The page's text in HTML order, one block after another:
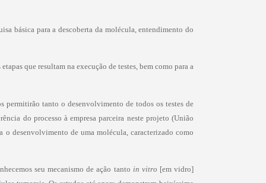
básica para a descoberta da molécula, entendimento do
que resultam na execução de testes, bem como para a
tanto o desenvolvimento de todos os testes de
do processo à empresa parceira neste projeto (União
o desenvolvimento de uma molécula, caracterizado como
seu mecanismo de ação tanto in vitro [em vidro]